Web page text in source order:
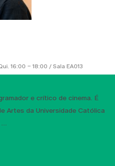
16:00 – 18:00 / Sala EA013
e crítico de cinema. É
Artes da Universidade Católica